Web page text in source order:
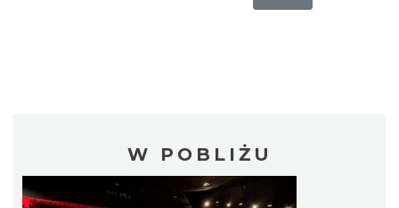
W POBLIŻU